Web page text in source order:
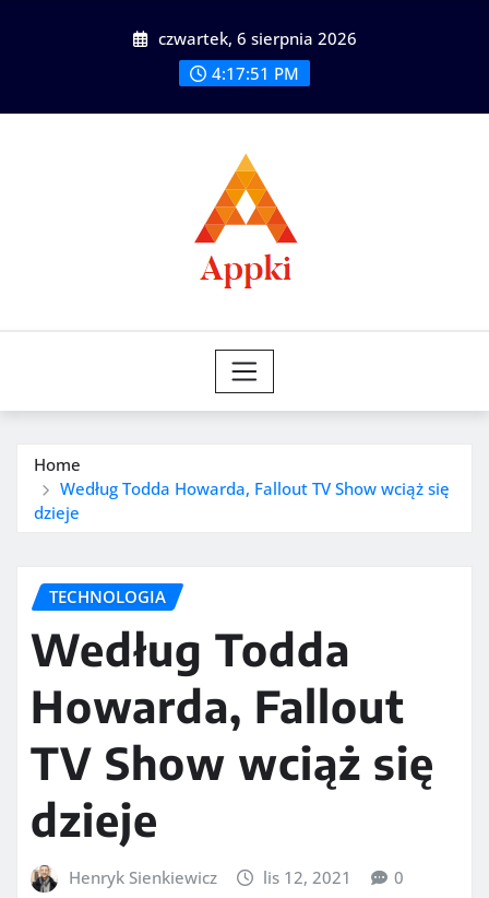
czwartek, 6 sierpnia 2026
4:17:53 PM
Home
Według Todda Howarda, Fallout TV Show wciąż się
dzieje
TECHNOLOGIA
Według Todda
Howarda, Fallout
TV Show wciąż się
dzieje
Henryk Sienkiewicz lis 12, 2021 0